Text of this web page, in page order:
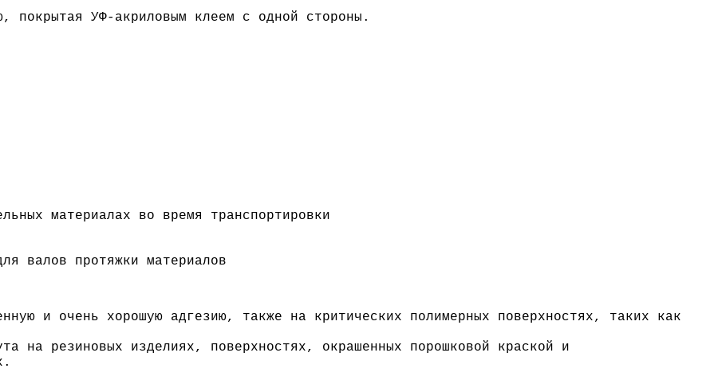
покрытая УФ-акриловым клеем с одной стороны.
материалах во время транспортировки
валов протяжки материалов
и очень хорошую адгезию, также на критических полимерных поверхностях, таких как
на резиновых изделиях, поверхностях, окрашенных порошковой краской и